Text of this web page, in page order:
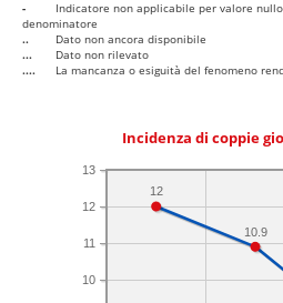
-
Indicatore non applicabile per valore
denominatore
..
Dato non ancora disponibile
...
Dato non rilevato
....
La mancanza o esiguità del fenomeno
Incidenza di coppie
10
11
12
13
10.9
12